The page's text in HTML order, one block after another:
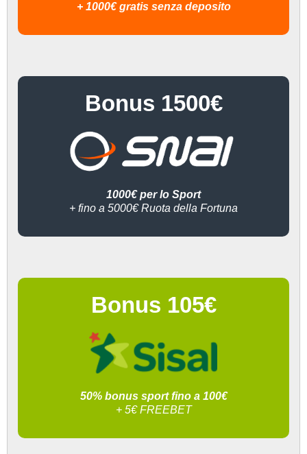
+ 1000€ gratis senza deposito
Bonus 1500€
1000€ per lo Sport
+ fino a 5000€ Ruota della Fortuna
Bonus 105€
50% bonus sport fino a 100€
+ 5€ FREEBET